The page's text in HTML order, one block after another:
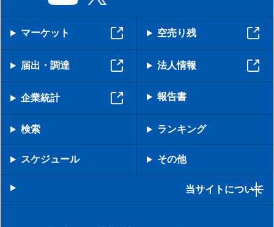
マーケット 空売り残
届出・調達 法人情報
企業統計 報告書
検索 ランキング
スケジュール その他
当サイトについて